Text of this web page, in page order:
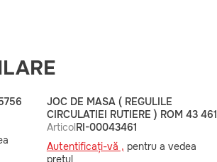
JOC DE MASA ( REGULILE
CIRCULATIEI RUTIERE ) ROM 43 461
ArticolRI-00043461
Autentificați-vă , pentru a vedea
prețul